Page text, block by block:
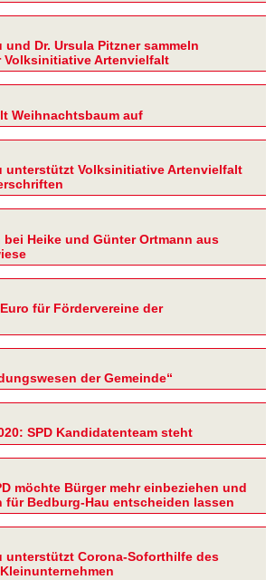
und Dr. Ursula Pitzner sammeln
Artenvielfalt
Weihnachtsbaum auf
unterstützt Volksinitiative Artenvielfalt
bei Heike und Günter Ortmann aus
für Fördervereine der
der Gemeinde“
SPD Kandidatenteam steht
möchte Bürger mehr einbeziehen und
für Bedburg-Hau entscheiden lassen
unterstützt Corona-Soforthilfe des